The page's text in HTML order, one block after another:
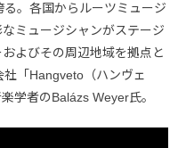
。各国からルーツミュージ
ミュージシャンがステージ
よびその周辺地域を拠点と
「Hangveto（ハンヴェ
学者のBalázs Weyer氏。